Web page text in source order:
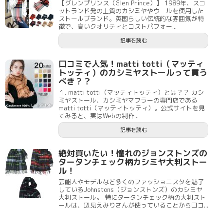
【グレンプリンス（Glen Prince）】 1989年、スコ
ットランド発の上質のカシミヤやウールを使用した
ストールブランド。英国らしい伝統的な雰囲気が特
徴で、高いクオリティとコストパフォー...
記事を読む
口コミで人気！matti totti（マッティ
トッティ）のカシミヤストールって買う
べき？？
１. matti totti（マッティトッティ）とは？？ カシ
ミヤストール、カシミヤマフラーの専門店である
matti totti（マッティトッティ）。公式サイトを見
てみると、実はWebの制作...
記事を読む
絶対買いたい！憧れのジョンストンズの
タータンチェック柄カシミヤ大判ストー
ル！
芸能人やモデルなど多くのファッショニスタを魅了
しているJohnstons（ジョンストンズ）のカシミヤ
大判ストール。 特にタータンチェック柄の大判スト
ールは、辺見えみりさんが使っていることから口コ...